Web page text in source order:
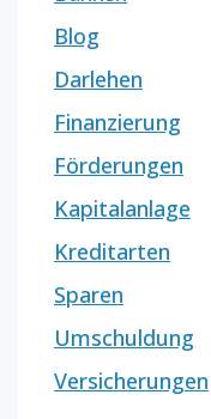
Blog
Darlehen
Finanzierung
Förderungen
Kapitalanlage
Kreditarten
Sparen
Umschuldung
Versicherungen